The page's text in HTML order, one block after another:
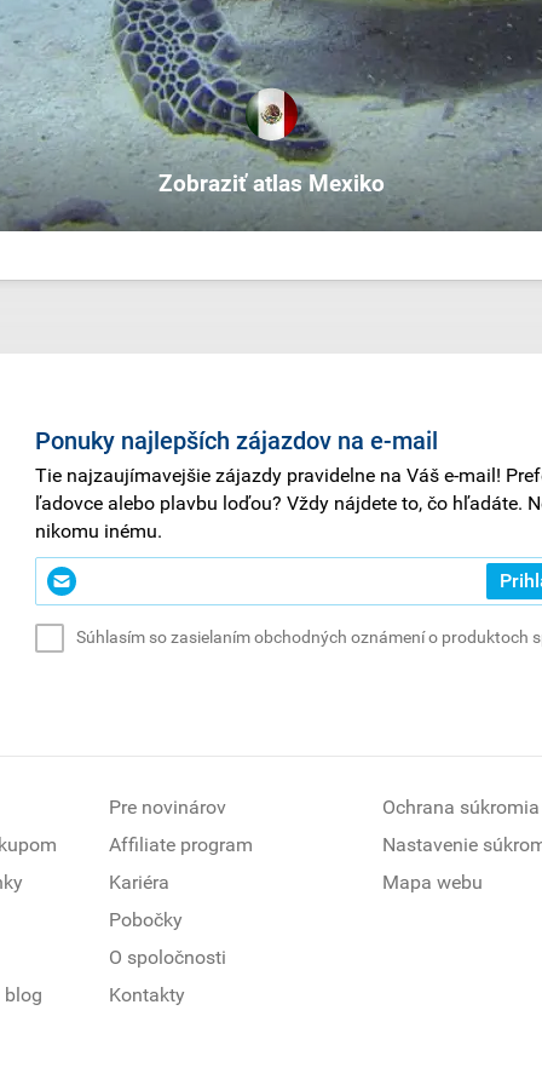
Zobraziť atlas Mexiko
Ponuky najlepších zájazdov na e-mail
Tie najzaujímavejšie zájazdy pravidelne na Váš e-mail!
ľadovce alebo plavbu loďou? Vždy nájdete to, čo hľadáte.
nikomu inému.
Zadajte
svoj
Súhlasím so zasielaním obchodných oznámení o produktoch
blog
Pre novinárov
Affiliate program
Kariéra
Pobočky
O spoločnosti
Kontakty
Ochrana súkromia
Nastavenie
Mapa webu